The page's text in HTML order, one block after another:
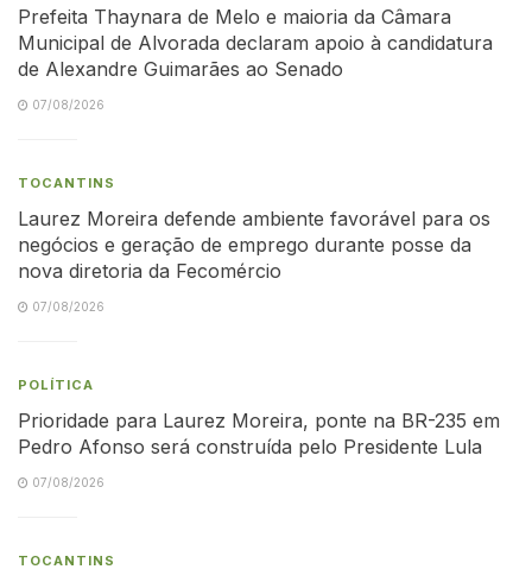
Prefeita Thaynara de Melo e maioria da Câmara
Municipal de Alvorada declaram apoio à candidatura
de Alexandre Guimarães ao Senado
07/08/2026
TOCANTINS
Laurez Moreira defende ambiente favorável para os
negócios e geração de emprego durante posse da
nova diretoria da Fecomércio
07/08/2026
POLÍTICA
Prioridade para Laurez Moreira, ponte na BR-235 em
Pedro Afonso será construída pelo Presidente Lula
07/08/2026
TOCANTINS